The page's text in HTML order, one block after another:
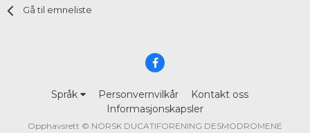
Gå til emneliste
Språk Personvernvilkår
Kontakt oss
Informasjonskapsler
Opphavsrett © NORSK DUCATIFORENING DESMODROMENE